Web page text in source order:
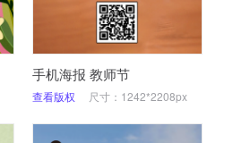
手机海报 教师节
查看版权 尺寸：1242*2208px